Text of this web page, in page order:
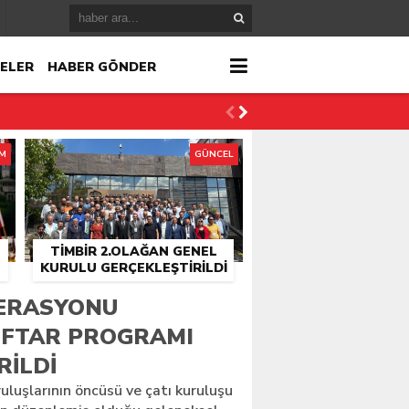
HABER GÖNDER
TİMBİR 2.OLAĞAN GENEL
KURULU GERÇEKLEŞTIRILDI
GÜNCEL
PROGRAMI
öncüsü ve çatı kuruluşu